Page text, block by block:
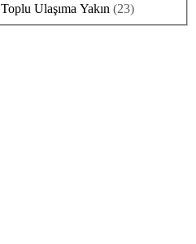
Toplu Ulaşıma Yakın (23)